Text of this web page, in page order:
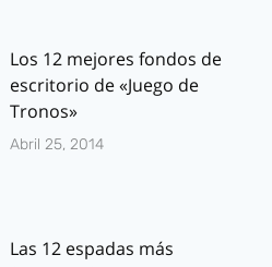
Los 12 mejores fondos de
escritorio de «Juego de
Tronos»
Abril 25, 2014
Las 12 espadas más